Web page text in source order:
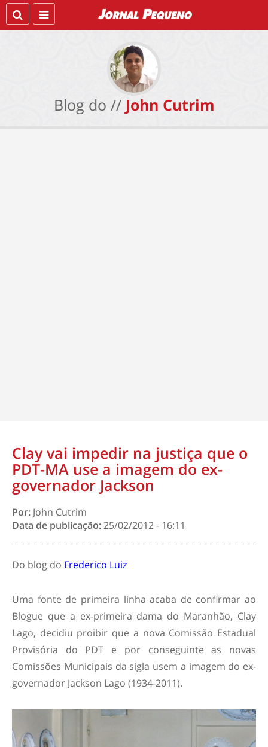
Blog do // John Cutrim
Clay vai impedir na justiça que o
PDT-MA use a imagem do ex-
governador Jackson
Por: John Cutrim
Data de publicação:25/02/2012 - 16:11
Do blog do Frederico Luiz
Uma fonte de primeira linha acaba de confirmar ao
Blogue que a ex-primeira dama do Maranhão, Clay
Lago, decidiu proibir que a nova Comissão Estadual
Provisória do PDT e por conseguinte as novas
Comissões Municipais da sigla usem a imagem do ex-
governador Jackson Lago (1934-2011).